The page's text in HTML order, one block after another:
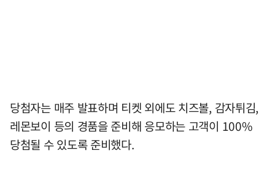
당첨자는 매주 발표하며 티켓 외에도 치즈볼, 감자튀김,
레몬보이 등의 경품을 준비해 응모하는 고객이 100%
당첨될 수 있도록 준비했다.